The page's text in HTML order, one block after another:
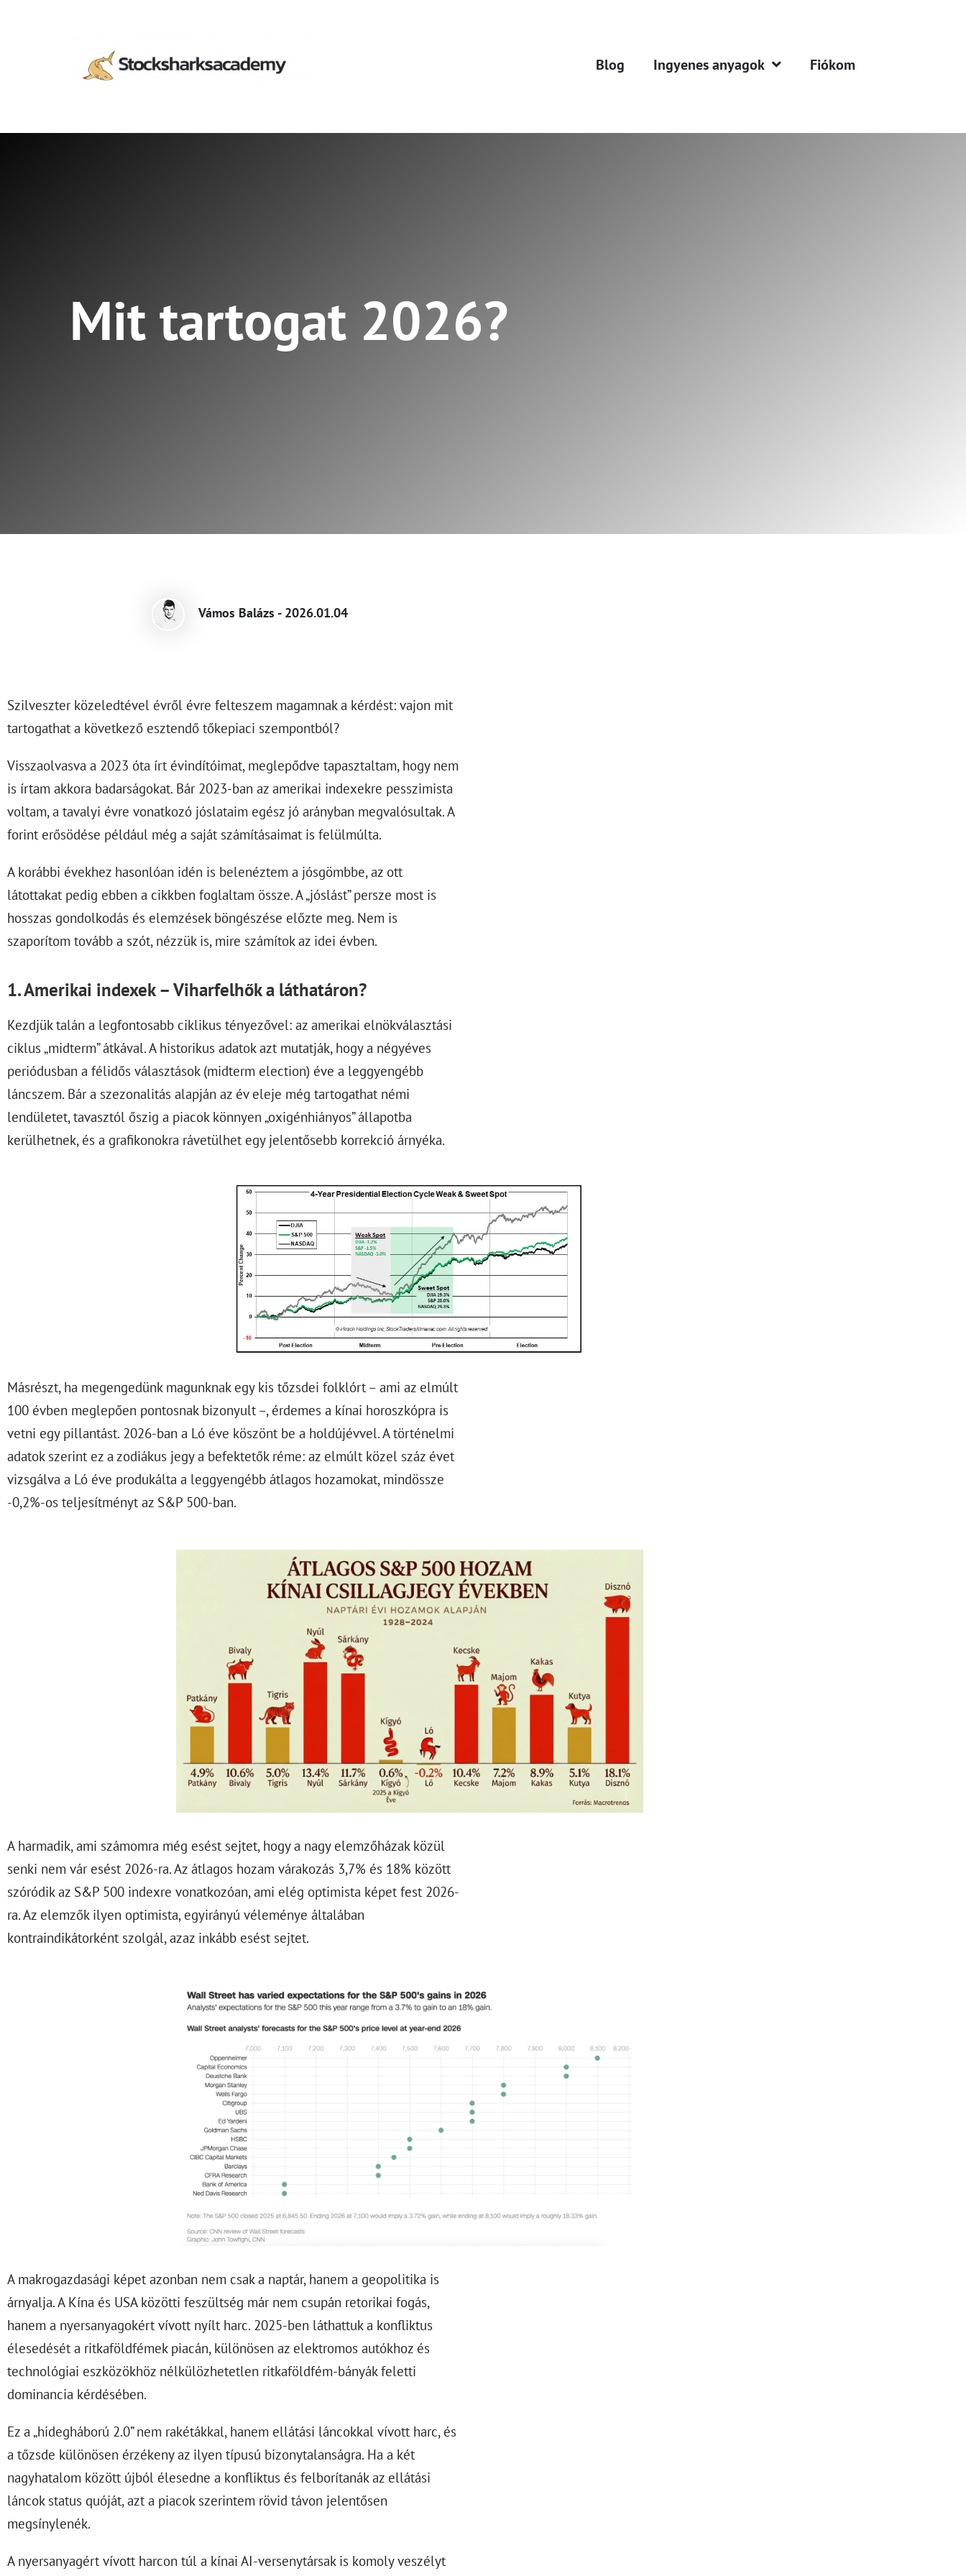
Blog Ingyenes anyagok Fiókom
Mit tartogat 2026?
Vámos Balázs - 2026.01.04
Szilveszter közeledtével évről évre felteszem magamnak a kérdést: vajon mit
tartogathat a következő esztendő tőkepiaci szempontból?
Visszaolvasva a 2023 óta írt évindítóimat, meglepődve tapasztaltam, hogy nem
is írtam akkora badarságokat. Bár 2023-ban az amerikai indexekre pesszimista
voltam, a tavalyi évre vonatkozó jóslataim egész jó arányban megvalósultak. A
forint erősödése például még a saját számításaimat is felülmúlta.
A korábbi évekhez hasonlóan idén is belenéztem a jósgömbbe, az ott
látottakat pedig ebben a cikkben foglaltam össze. A „jóslást” persze most is
hosszas gondolkodás és elemzések böngészése előzte meg. Nem is
szaporítom tovább a szót, nézzük is, mire számítok az idei évben.
1. Amerikai indexek – Viharfelhők a láthatáron?
Kezdjük talán a legfontosabb ciklikus tényezővel: az amerikai elnökválasztási
ciklus „midterm” átkával. A historikus adatok azt mutatják, hogy a négyéves
periódusban a félidős választások (midterm election) éve a leggyengébb
láncszem. Bár a szezonalitás alapján az év eleje még tartogathat némi
lendületet, tavasztól őszig a piacok könnyen „oxigénhiányos” állapotba
kerülhetnek, és a grafikonokra rávetülhet egy jelentősebb korrekció árnyéka.
Másrészt, ha megengedünk magunknak egy kis tőzsdei folklórt – ami az elmúlt
100 évben meglepően pontosnak bizonyult –, érdemes a kínai horoszkópra is
vetni egy pillantást. 2026-ban a Ló éve köszönt be a holdújévvel. A történelmi
adatok szerint ez a zodiákus jegy a befektetők réme: az elmúlt közel száz évet
vizsgálva a Ló éve produkálta a leggyengébb átlagos hozamokat, mindössze
-0,2%-os teljesítményt az S&P 500-ban.
A harmadik, ami számomra még esést sejtet, hogy a nagy elemzőházak közül
senki nem vár esést 2026-ra. Az átlagos hozam várakozás 3,7% és 18% között
szóródik az S&P 500 indexre vonatkozóan, ami elég optimista képet fest 2026-
ra. Az elemzők ilyen optimista, egyirányú véleménye általában
kontraindikátorként szolgál, azaz inkább esést sejtet.
A makrogazdasági képet azonban nem csak a naptár, hanem a geopolitika is
árnyalja. A Kína és USA közötti feszültség már nem csupán retorikai fogás,
hanem a nyersanyagokért vívott nyílt harc. 2025-ben láthattuk a konfliktus
élesedését a ritkaföldfémek piacán, különösen az elektromos autókhoz és
technológiai eszközökhöz nélkülözhetetlen ritkaföldfém-bányák feletti
dominancia kérdésében.
Ez a „hidegháború 2.0” nem rakétákkal, hanem ellátási láncokkal vívott harc, és
a tőzsde különösen érzékeny az ilyen típusú bizonytalanságra. Ha a két
nagyhatalom között újból élesedne a konfliktus és felborítanák az ellátási
láncok status quóját, azt a piacok szerintem rövid távon jelentősen
megsínylenék.
A nyersanyagért vívott harcon túl a kínai AI-versenytársak is komoly veszélyt